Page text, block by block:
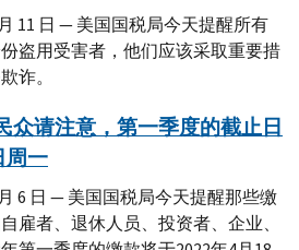
11 日 — 美国国税局今天提醒所有
盗用受害者，他们应该采取重要措
诈。
众请注意，第一季度的截止日
周一
6 日 — 美国国税局今天提醒那些缴
雇者、退休人员、投资者、企业、